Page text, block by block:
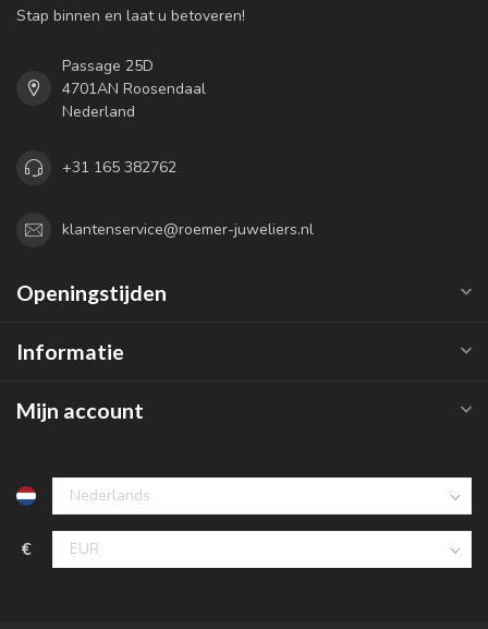
Stap binnen en laat u betoveren!
Passage 25D
4701AN Roosendaal
Nederland
+31 165 382762
klantenservice@roemer-juweliers.nl
Openingstijden
Informatie
Mijn account
€